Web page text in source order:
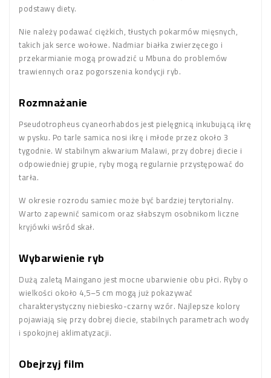
podstawy diety.
Nie należy podawać ciężkich, tłustych pokarmów mięsnych,
takich jak serce wołowe. Nadmiar białka zwierzęcego i
przekarmianie mogą prowadzić u Mbuna do problemów
trawiennych oraz pogorszenia kondycji ryb.
Rozmnażanie
Pseudotropheus cyaneorhabdos jest pielęgnicą inkubującą ikrę
w pysku. Po tarle samica nosi ikrę i młode przez około 3
tygodnie. W stabilnym akwarium Malawi, przy dobrej diecie i
odpowiedniej grupie, ryby mogą regularnie przystępować do
tarła.
W okresie rozrodu samiec może być bardziej terytorialny.
Warto zapewnić samicom oraz słabszym osobnikom liczne
kryjówki wśród skał.
Wybarwienie ryb
Dużą zaletą Maingano jest mocne ubarwienie obu płci. Ryby o
wielkości około 4,5–5 cm mogą już pokazywać
charakterystyczny niebiesko-czarny wzór. Najlepsze kolory
pojawiają się przy dobrej diecie, stabilnych parametrach wody
i spokojnej aklimatyzacji.
Obejrzyj film